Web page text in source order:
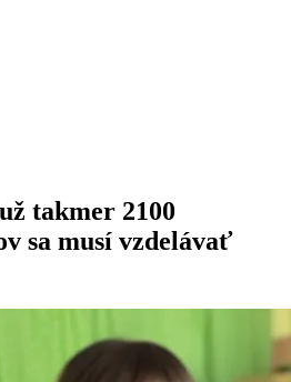
takmer 2100
sa musí vzdelávať